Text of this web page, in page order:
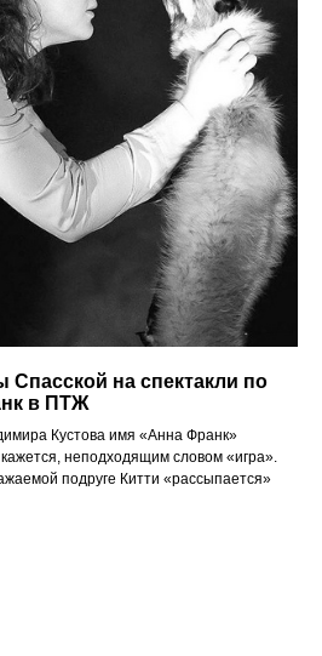
Спасской на спектакли по
в ПТЖ
Кустова имя «Анна Франк»
неподходящим словом «игра».
подруге Китти «рассыпается»